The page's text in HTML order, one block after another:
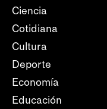
Ciencia
Cotidiana
Cultura
Deporte
Economía
Educación